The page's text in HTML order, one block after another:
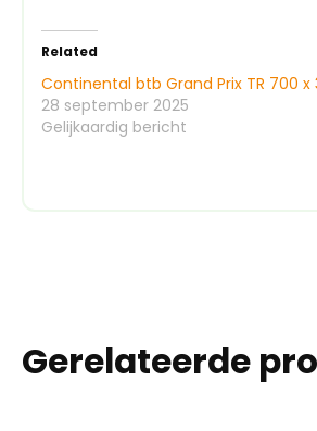
Related
Continental btb Grand Prix TR 700
28 september 2025
Gelijkaardig bericht
Gerelateerde